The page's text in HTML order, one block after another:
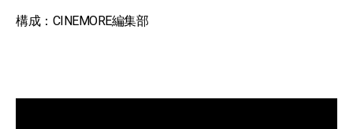
構成：CINEMORE編集部